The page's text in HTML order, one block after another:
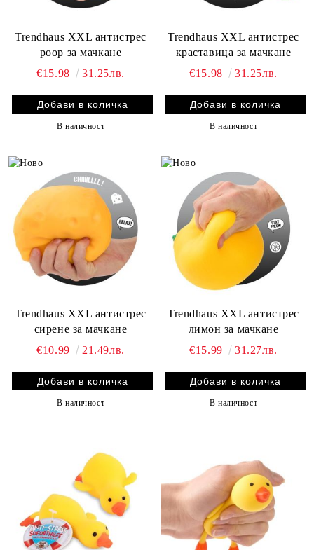
Trendhaus XXL антистрес
poop за мачкане
€15.98
31.25лв.
В наличност
Trendhaus XXL антистрес
краставица за мачкане
€15.98
31.25лв.
В наличност
Trendhaus XXL антистрес
сирене за мачкане
€10.99
21.49лв.
В наличност
Trendhaus XXL антистрес
лимон за мачкане
€15.99
31.27лв.
В наличност